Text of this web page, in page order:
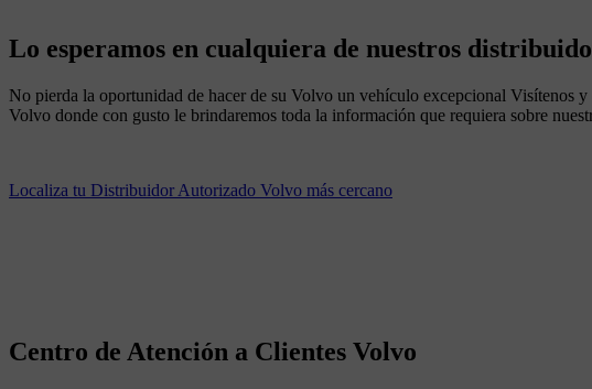
Lo esperamos en cualquiera de nuestros
No pierda la oportunidad de hacer de su Volvo un vehículo excepcional Visítenos
Volvo donde con gusto le brindaremos toda la información que requiera sobre
Localiza tu Distribuidor Autorizado Volvo más cercano
Centro de Atención a Clientes Volvo